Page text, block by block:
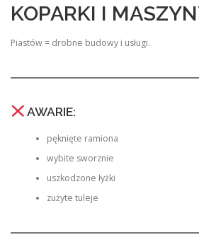
KOPARKI I
Piastów = drobne budowy i usługi.
AWARIE:
pęknięte ramiona
wybite sworznie
uszkodzone łyżki
zużyte tuleje